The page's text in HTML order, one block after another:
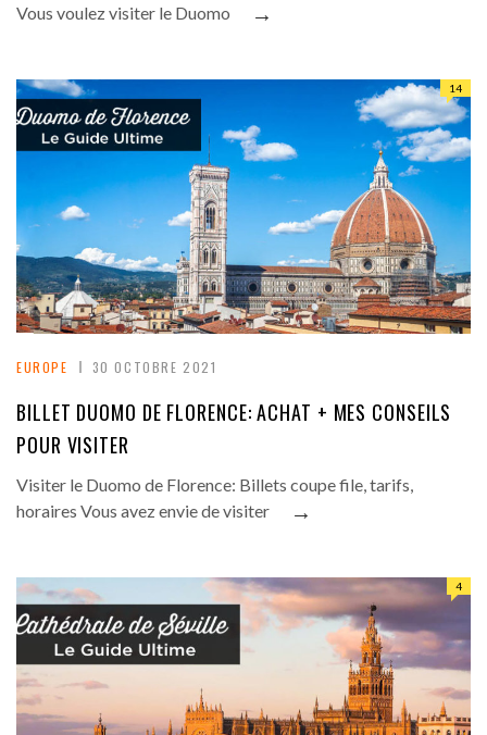
Vous voulez visiter le Duomo
→
EUROPE 30 OCTOBRE 2021
14
BILLET DUOMO DE FLORENCE: ACHAT + MES CONSEILS
POUR VISITER
Visiter le Duomo de Florence: Billets coupe file, tarifs,
horaires Vous avez envie de visiter
→
4